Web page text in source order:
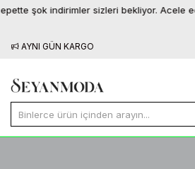
şok indirimler sizleri bekliyor. Acele
AYNI GÜN KARGO